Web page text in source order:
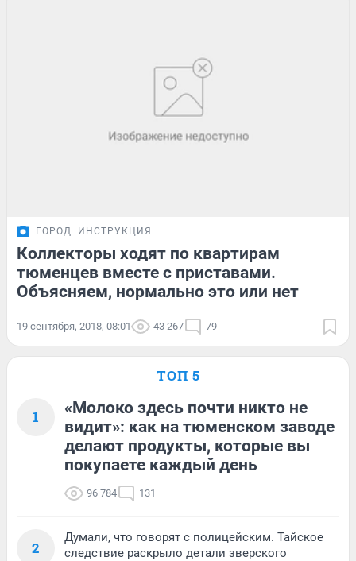
ГОРОД ИНСТРУКЦИЯ
Коллекторы ходят по квартирам
тюменцев вместе с приставами.
Объясняем, нормально это или нет
19 сентября, 2018, 08:01 43 267 79
ТОП 5
1
«Молоко здесь почти никто не
видит»: как на тюменском заводе
делают продукты, которые вы
покупаете каждый день
96 784 131
2
Думали, что говорят с полицейским. Тайское
следствие раскрыло детали зверского